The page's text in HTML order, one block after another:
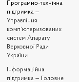
Програмно-технічна
підтримка —
Управління
комп'ютеризованих
систем Апарату
Верховної Ради
України
Iнформаційна
підтримка — Головне